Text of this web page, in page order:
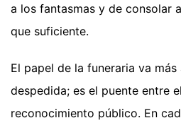
a los fantasmas y de consolar
que suficiente.
El papel de la funeraria va
despedida; es el puente entre
reconocimiento público. En